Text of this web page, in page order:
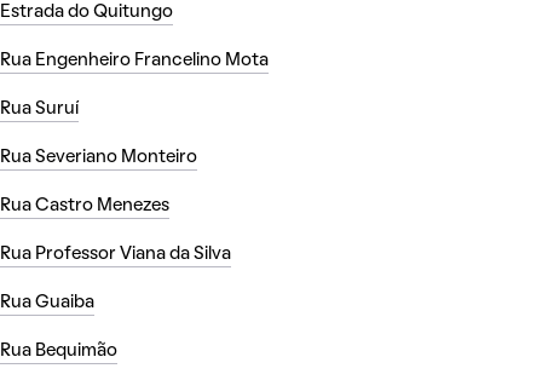
Estrada do Quitungo
Rua Engenheiro Francelino Mota
Rua Suruí
Rua Severiano Monteiro
Rua Castro Menezes
Rua Professor Viana da Silva
Rua Guaiba
Rua Bequimão